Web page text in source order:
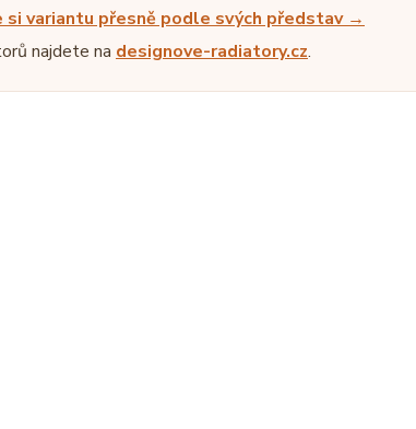
variantu přesně podle svých představ →
najdete na designove-radiatory.cz.